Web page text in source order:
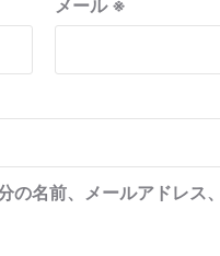
メール※
名前、メールアドレス